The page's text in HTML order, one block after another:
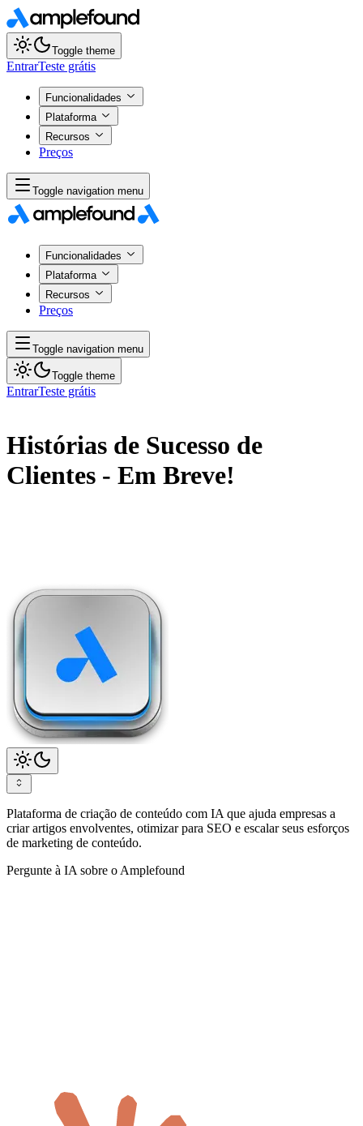
Toggle theme
EntrarTeste grátis
Funcionalidades
Plataforma
Recursos
Preços
Toggle navigation menu
Funcionalidades
Plataforma
Recursos
Preços
Toggle navigation menu
Toggle theme
EntrarTeste grátis
Histórias de Sucesso de
Clientes - Em Breve!
Plataforma de criação de conteúdo com IA que ajuda empresas a
criar artigos envolventes, otimizar para SEO e escalar seus esforços
de marketing de conteúdo.
Pergunte à IA sobre o Amplefound